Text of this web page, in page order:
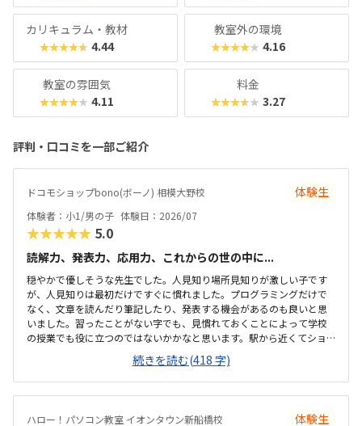
カリキュラム・教材
★★★★★ 4.44
教室外の環境
★★★★★ 4.16
教室の雰囲気
★★★★★ 4.11
料金
★★★★★ 3.27
評判・口コミを一部ご紹介
ドコモショップbono(ボーノ) 相模大野校 体験生
体験者：小1/男の子 体験日：2026/07
★★★★★ 5.0
読解力、発表力、応用力、これからの世の中に...
穏やかで優しそうな先生でした。人見知り場所見知りが激しい子です
が、人見知りは最初だけですぐに慣れました。プログラミングだけで
なく、文章を読んだり筆記したり、発表する機会があるのも良いと思
いました。習ったことがない字でも、見慣れておくことによって学校
の授業でも役に立つのではないかかなと思います。駅から近くてショ
ッピングモールの中にあるので便利です。車で来ても授業分の駐車券
は付けてくれるそうです。ドコモショップ内なので音が気になるかと
思いましたが、扉を閉めればそんなに気になりませんでした。一面ガ
ラスなので程よい解放感で授業の様子が見れます。プログラミング教
続きを読む(418 字)
ハロー！パソコン教室 イオンタウン新船橋校 体験生